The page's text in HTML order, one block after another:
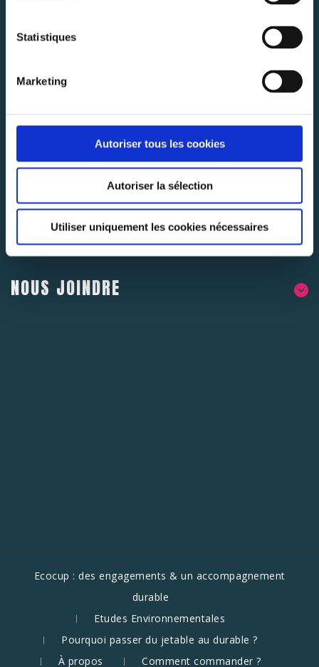
Statistiques
Marketing
Autoriser tous les cookies
Autoriser la sélection
Utiliser uniquement les cookies nécessaires
Abonnez-vous pour rester au courant des dernières
À PROPOS DE NOUS
NOUS JOINDRE
Ecocup : des engagements & un accompagnement
durable
Etudes Environnementales
Pourquoi passer du jetable au durable ?
À propos
Comment commander ?